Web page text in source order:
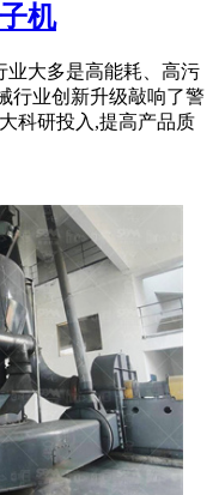
机
业大多是高能耗、高污
行业创新升级敲响了警
科研投入,提高产品质